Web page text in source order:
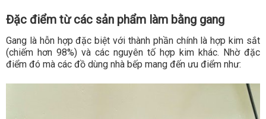
Đặc điểm từ các sản phẩm làm bằng gang
Gang là hỗn hợp đặc biệt với thành phần chính là hợp kim sắt
(chiếm hơn 98%) và các nguyên tố hợp kim khác. Nhờ đặc
điểm đó mà các đồ dùng nhà bếp mang đến ưu điểm như: